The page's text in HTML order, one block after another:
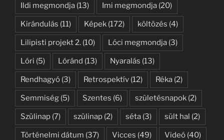
Ildi megmondja (13) Imi megmondja (20)
Kirándulás (11) Képek (172) költözés (4)
Lilipisti projekt 2. (10) Lóci megmondja (3)
Lóri (5) Lóránd (13) Nyaralás (13)
Rendhagyó (3) Retrospektív (12) Réka (2)
Semmiség (5) Szentes (6) születésnapok (2)
Szülinap (7) szülinap (2) séta (3) sült hal (2)
Történelmi dátum (37) Vicces (49) Videó (40)